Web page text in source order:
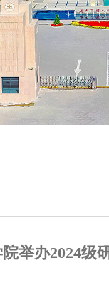
举办2024级